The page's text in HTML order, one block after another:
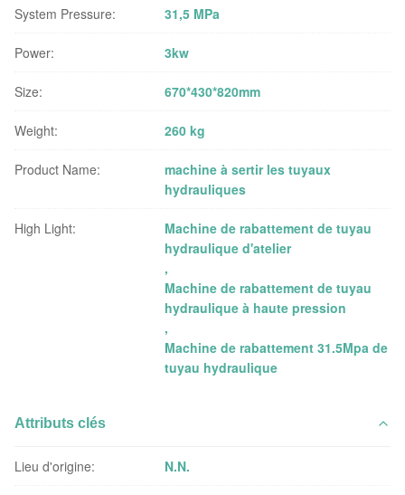
System Pressure: 31,5 MPa
Power: 3kw
Size: 670*430*820mm
Weight: 260 kg
Product Name:
machine à sertir les tuyaux
hydrauliques
High Light:
Machine de rabattement de tuyau
hydraulique d'atelier
,
Machine de rabattement de tuyau
hydraulique à haute pression
,
Machine de rabattement 31.5Mpa de
tuyau hydraulique
Attributs clés
Lieu d'origine: N.N.